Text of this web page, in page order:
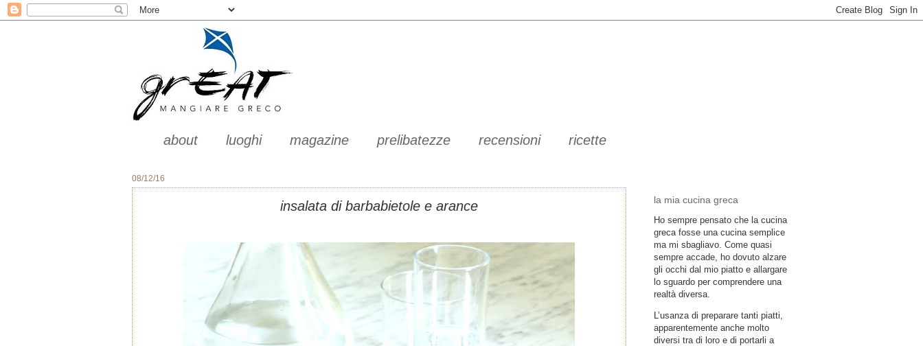
about luoghi magazine prelibatezze recensioni ricette
08/12/16
insalata di barbabietole e arance la mia cucina greca
Ho sempre pensato che la cucina
greca fosse una cucina semplice
ma mi sbagliavo. Come quasi
sempre accade, ho dovuto alzare
gli occhi dal mio piatto e allargare
lo sguardo per comprendere una
realtà diversa.
L’usanza di preparare tanti piatti,
apparentemente anche molto
diversi tra di loro e di portarli a